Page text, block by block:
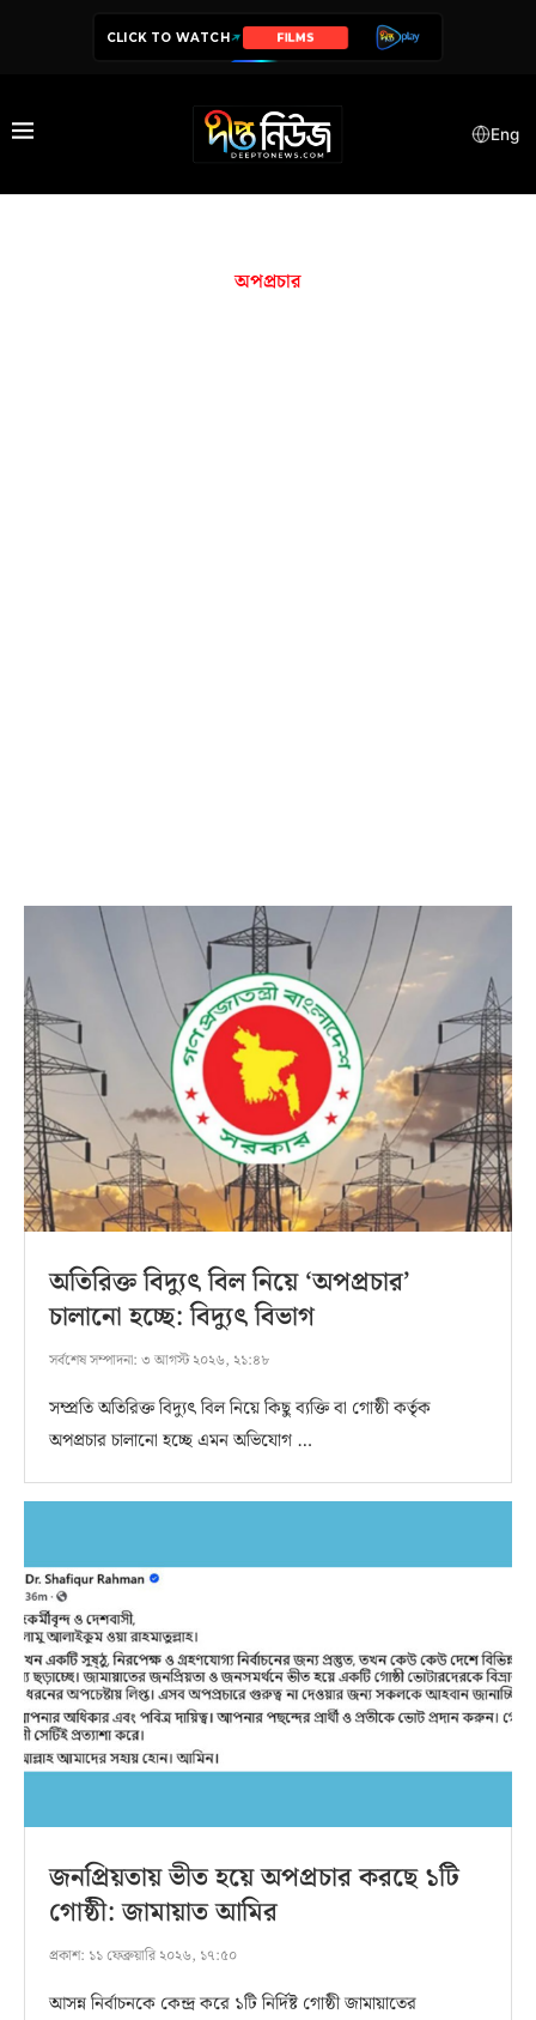
CLICK TO WATCH SERIES
Eng
অপপ্রচার
অতিরিক্ত বিদ্যুৎ বিল নিয়ে ‘অপপ্রচার’
চালানো হচ্ছে: বিদ্যুৎ বিভাগ
সর্বশেষ সম্পাদনা: ৩ আগস্ট ২০২৬, ২১:৪৮
সম্প্রতি অতিরিক্ত বিদ্যুৎ বিল নিয়ে কিছু ব্যক্তি বা গোষ্ঠী কর্তৃক
অপপ্রচার চালানো হচ্ছে এমন অভিযোগ …
জনপ্রিয়তায় ভীত হয়ে অপপ্রচার করছে ১টি
গোষ্ঠী: জামায়াত আমির
প্রকাশ: ১১ ফেব্রুয়ারি ২০২৬, ১৭:৫০
আসন্ন নির্বাচনকে কেন্দ্র করে ১টি নির্দিষ্ট গোষ্ঠী জামায়াতের